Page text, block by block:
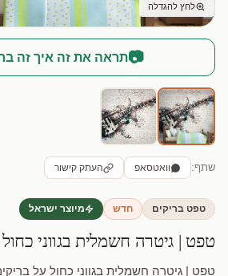
לחץ להגדלה
📷תראה את זה איך זה
שתף: וואטסאפ העתק קישור
טפט בריקים חדש מיוצר ישראל
טפט | גיטרה חשמלית בגווני
טפט | גיטרה חשמלית בגווני כחול על